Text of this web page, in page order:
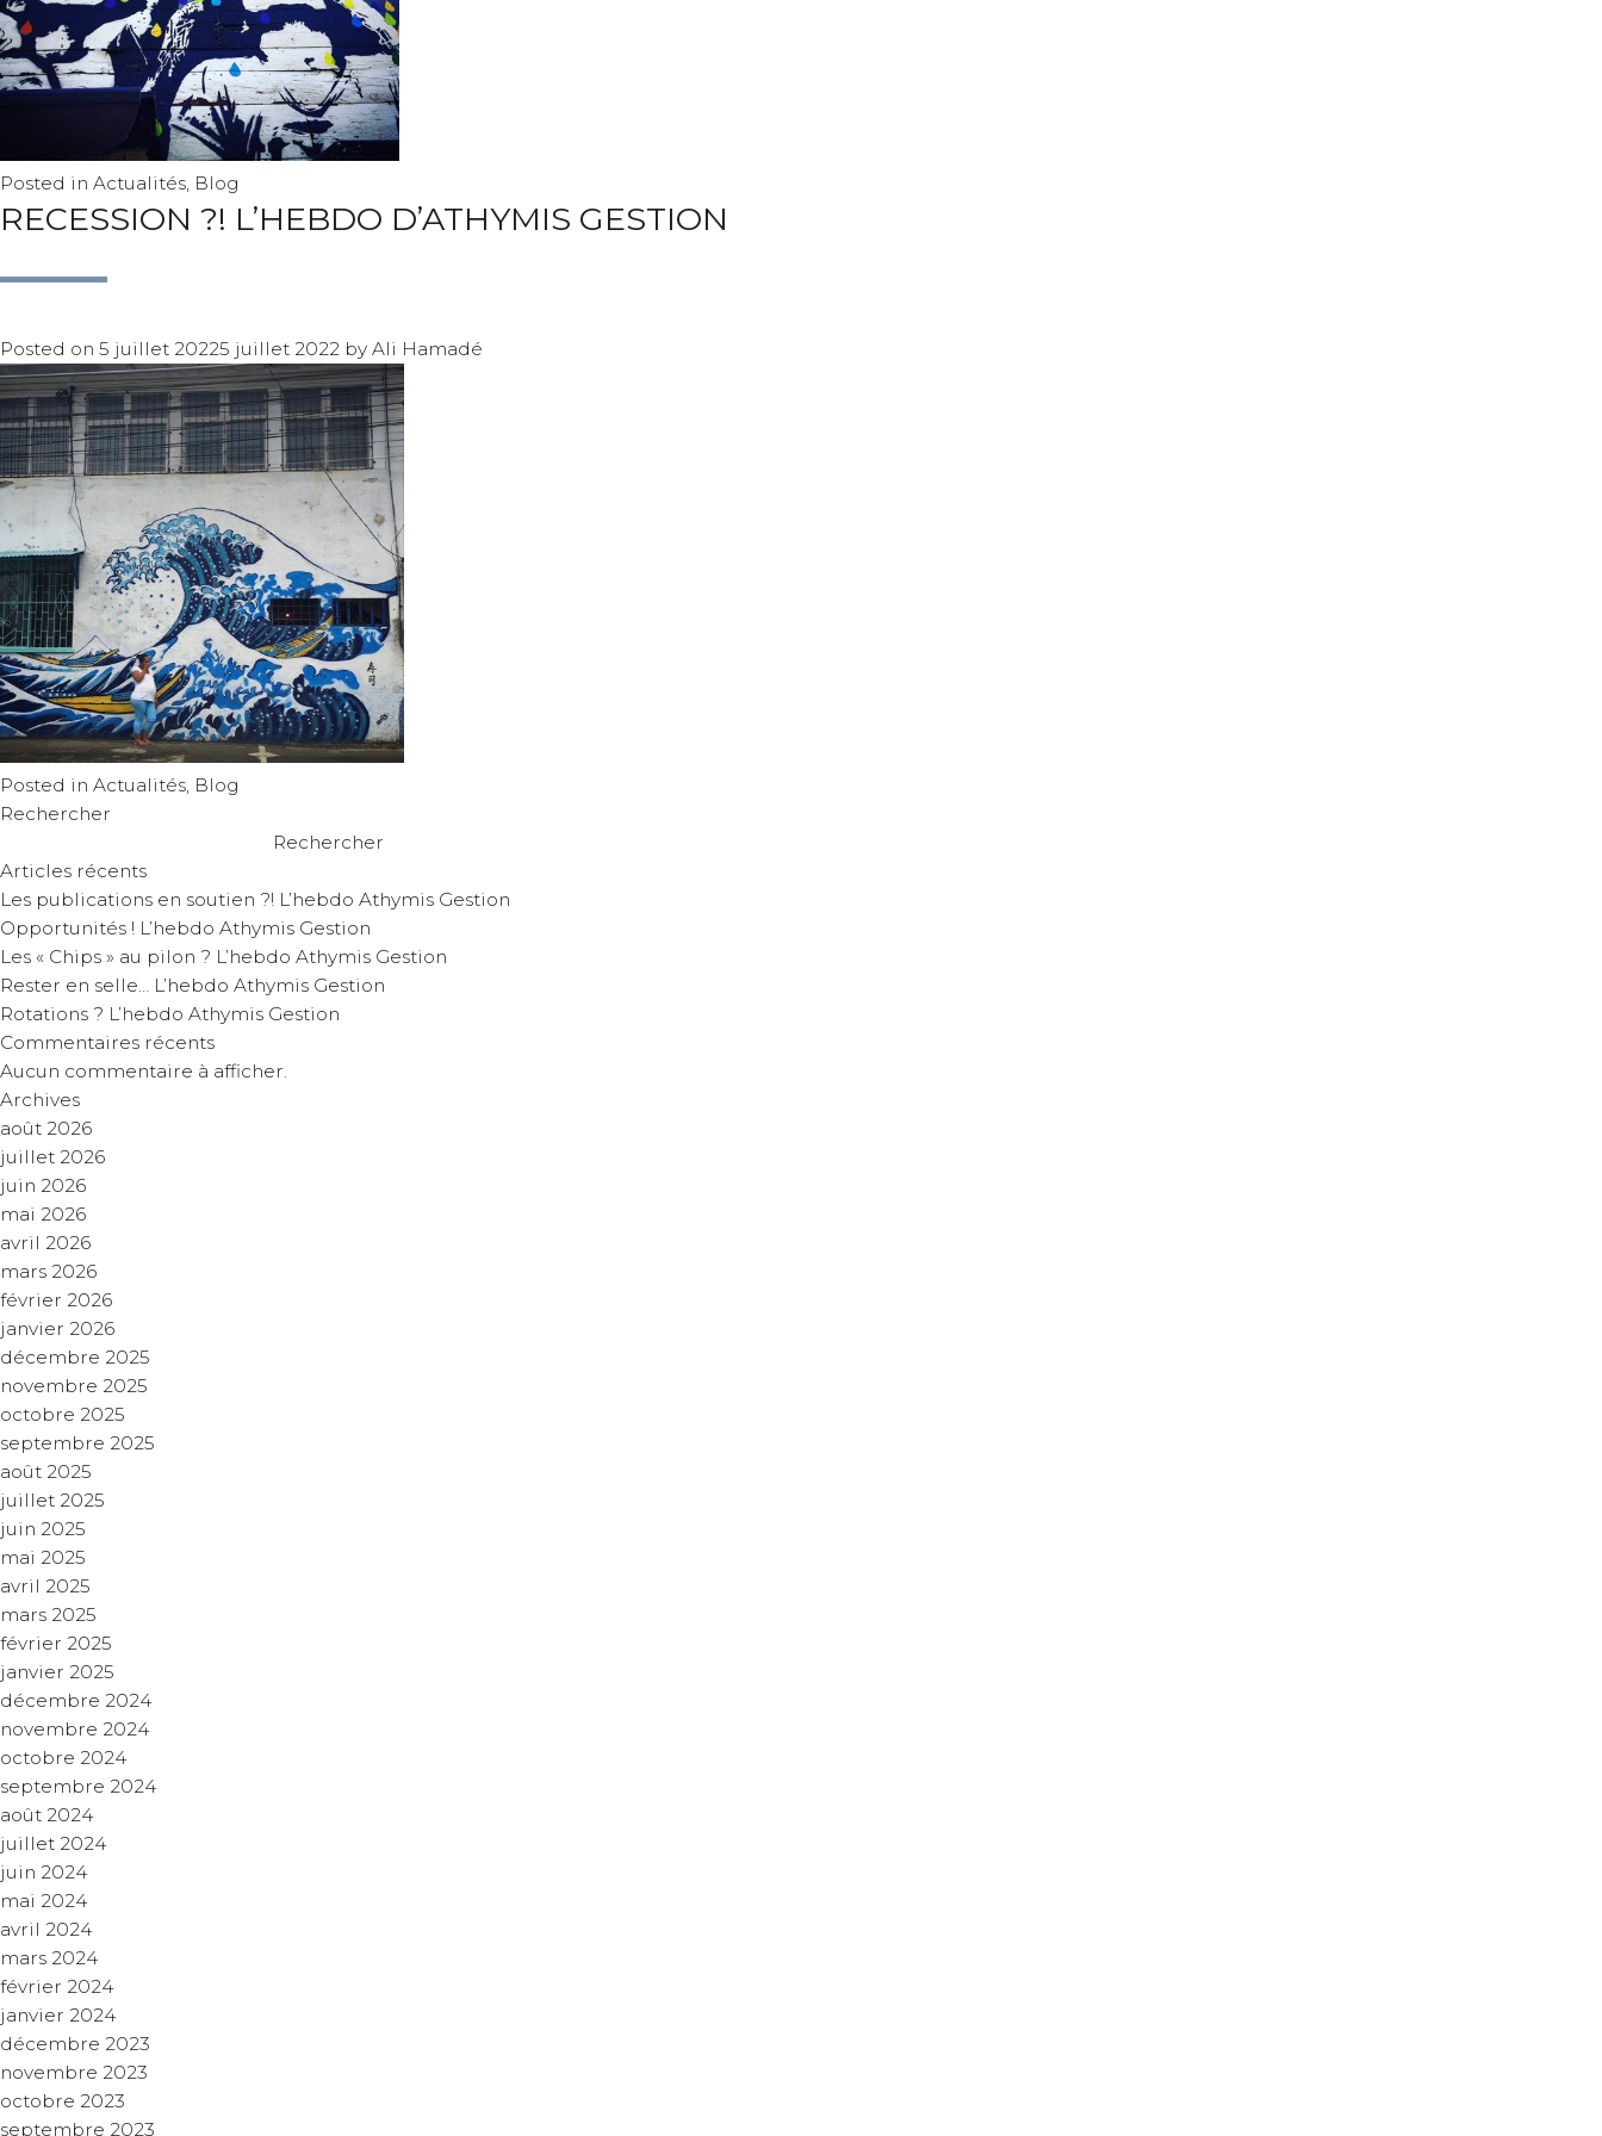
Posted in Actualités Blog
RECESSION ?! L’HEBDO D’ATHYMIS GESTION
Posted on 5 juillet 20225 juillet 2022 by Ali Hamadé
Posted in Actualités Blog
Rechercher
Rechercher
Articles récents
Les publications en soutien ?! L’hebdo Athymis Gestion
Opportunités ! L’hebdo Athymis Gestion
Les « Chips » au pilon ? L’hebdo Athymis Gestion
Rester en selle… L’hebdo Athymis Gestion
Rotations ? L’hebdo Athymis Gestion
Commentaires récents
Aucun commentaire à afficher.
Archives
août 2026
juillet 2026
juin 2026
mai 2026
avril 2026
mars 2026
février 2026
janvier 2026
décembre 2025
novembre 2025
octobre 2025
septembre 2025
août 2025
juillet 2025
juin 2025
mai 2025
avril 2025
mars 2025
février 2025
janvier 2025
décembre 2024
novembre 2024
octobre 2024
septembre 2024
août 2024
juillet 2024
juin 2024
mai 2024
avril 2024
mars 2024
février 2024
janvier 2024
décembre 2023
novembre 2023
octobre 2023
septembre 2023